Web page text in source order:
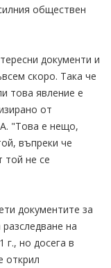
обществен
документи и
скоро. Така че
това явление е
от
"Това е нещо,
въпреки че
той не се
документите за
на
г., но досега в
открил